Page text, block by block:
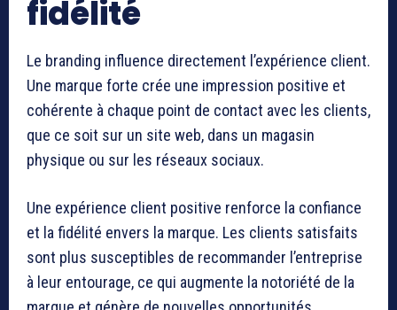
fidélité
Le branding influence directement l’expérience client.
Une marque forte crée une impression positive et
cohérente à chaque point de contact avec les clients,
que ce soit sur un site web, dans un magasin
physique ou sur les réseaux sociaux.
Une expérience client positive renforce la confiance
et la fidélité envers la marque. Les clients satisfaits
sont plus susceptibles de recommander l’entreprise
à leur entourage, ce qui augmente la notoriété de la